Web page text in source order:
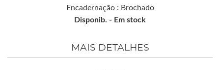
Encadernação : Brochado
Disponib. - Em stock
MAIS DETALHES